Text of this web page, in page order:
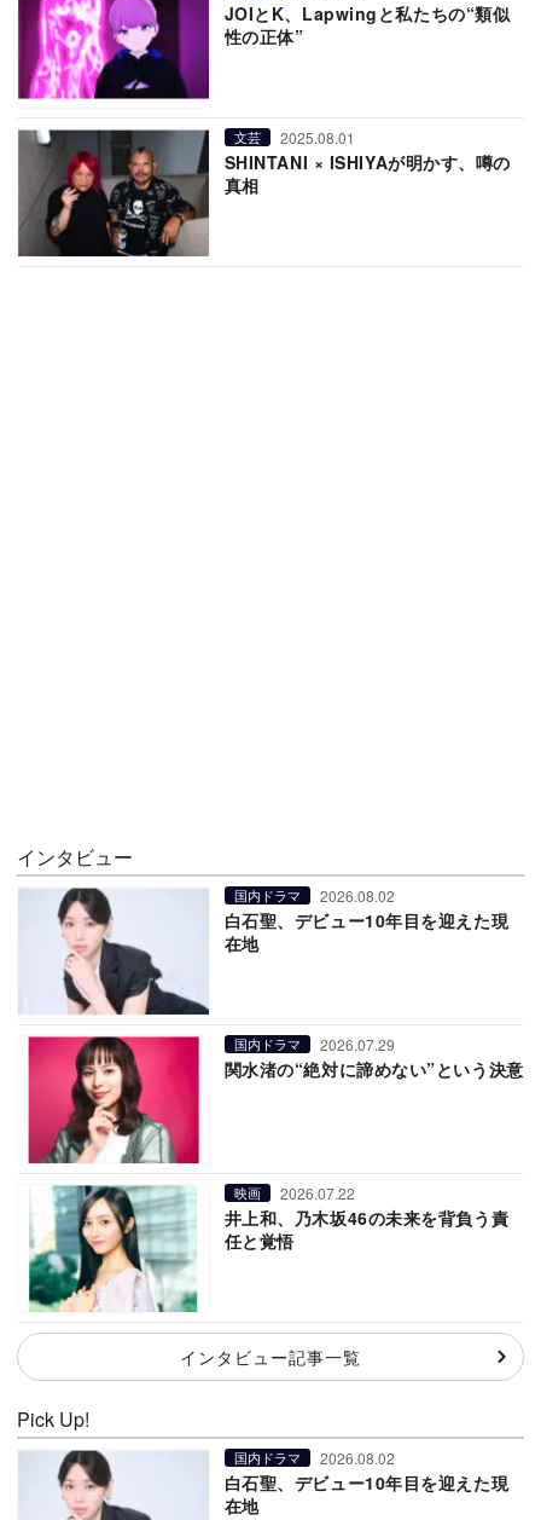
JOIとK、Lapwingと私たちの“類似
性の正体”
文芸 2025.08.01
SHINTANI × ISHIYAが明かす、噂の
真相
インタビュー
国内ドラマ 2026.08.02
白石聖、デビュー10年目を迎えた現
在地
国内ドラマ 2026.07.29
関水渚の“絶対に諦めない”という決意
映画 2026.07.22
井上和、乃木坂46の未来を背負う責
任と覚悟
インタビュー記事一覧
Pick Up!
国内ドラマ 2026.08.02
白石聖、デビュー10年目を迎えた現
在地